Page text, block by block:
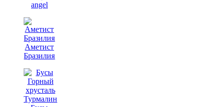
Аметист
Бразилия